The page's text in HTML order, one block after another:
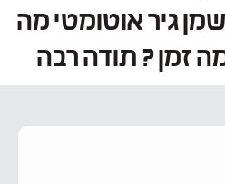
גיר אוטומטי מה
זמן ? תודה רבה